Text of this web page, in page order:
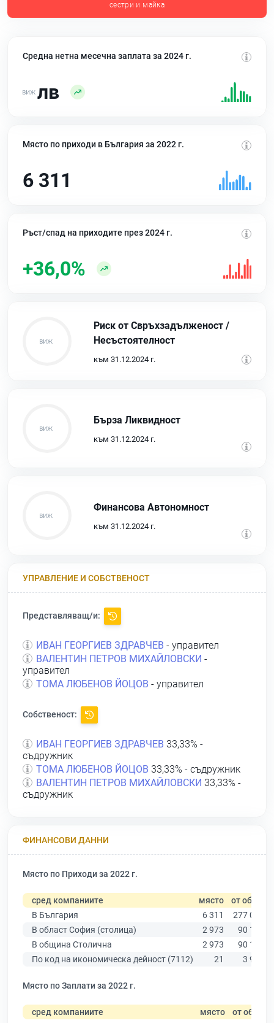
сестри и майка
Средна нетна месечна заплата за 2024 г.
лв
Място по приходи в България за 2022 г.
6 311
Ръст/спад на приходите през 2024 г.
+36,0%
Риск от Свръхзадълженост /
Несъстоятелност
към 31.12.2024 г.
Бърза Ликвидност
към 31.12.2024 г.
Финансова Автономност
към 31.12.2024 г.
УПРАВЛЕНИЕ И СОБСТВЕНОСТ
Представляващ/и:
ИВАН ГЕОРГИЕВ ЗДРАВЧЕВ - управител
ВАЛЕНТИН ПЕТРОВ МИХАЙЛОВСКИ -
управител
ТОМА ЛЮБЕНОВ ЙОЦОВ - управител
Собственост:
ИВАН ГЕОРГИЕВ ЗДРАВЧЕВ 33,33% -
съдружник
ТОМА ЛЮБЕНОВ ЙОЦОВ 33,33% - съдружник
ВАЛЕНТИН ПЕТРОВ МИХАЙЛОВСКИ 33,33% -
съдружник
ФИНАНСОВИ ДАННИ
Място по Приходи за 2022 г.
сред компаниите място от общо
В България
6 311
277 019
В област София (столица)
2 973
90 178
В община Столична
2 973
90 178
По код на икономическа дейност (7112)
21 3 934
Място по Заплати за 2022 г.
сред компаниите място от общо